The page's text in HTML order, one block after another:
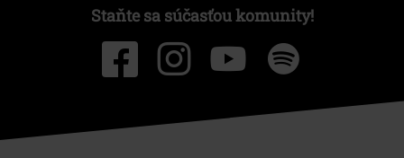
Staňte sa súčasťou komunity!